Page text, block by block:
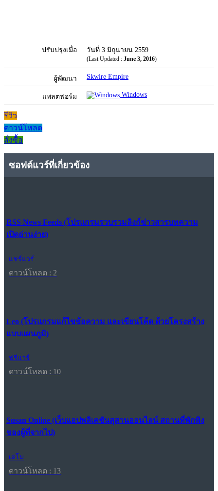
ปรับปรุงเมื่อ วันที่ 3 มิถุนายน 2559
(Last Updated : June 3, 2016)
ผู้พัฒนา Skwire Empire
แพลตฟอร์ม Windows
รีวิว
ดาวน์โหลด
สั่งซื้อ
ซอฟต์แวร์ที่เกี่ยวข้อง
RSS News Feeds (โปรแกรมรวบรวมลิงก์ข่าวสารบทความ
เปิดอ่านง่าย)
แชร์แวร์
ดาวน์โหลด : 2
Leo (โปรแกรมแก้ไขข้อความ และเขียนโค้ด ด้วยโครงสร้าง
แบบแผนภูมิ)
ฟรีแวร์
ดาวน์โหลด : 10
Susan Online (เว็บแอปพลิเคชันสุสานออนไลน์ สถานที่พักพิง
ของผู้ที่จากไป)
เดโม
ดาวน์โหลด : 13